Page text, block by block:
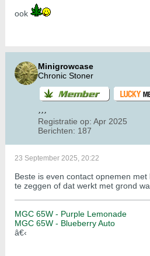
ook
Minigrowcase
Chronic Stoner
Registratie op: Apr 2025
Berichten: 187
23 September 2025, 20:22
Beste is even contact opnemen
te zeggen of dat werkt met grond
MGC 65W - Purple Lemonade
MGC 65W - Blueberry Auto
â€‹